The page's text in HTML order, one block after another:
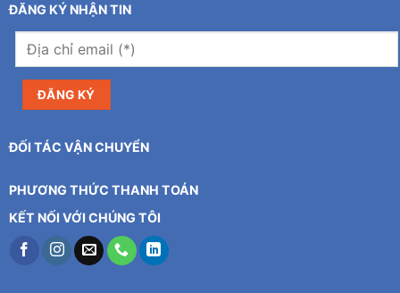
ĐĂNG KÝ NHẬN TIN
ĐỐI TÁC VẬN CHUYỂN
PHƯƠNG THỨC THANH TOÁN
KẾT NỐI VỚI CHÚNG TÔI